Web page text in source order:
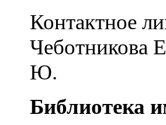
Контактное
Чеботникова
Ю.
Библиотека